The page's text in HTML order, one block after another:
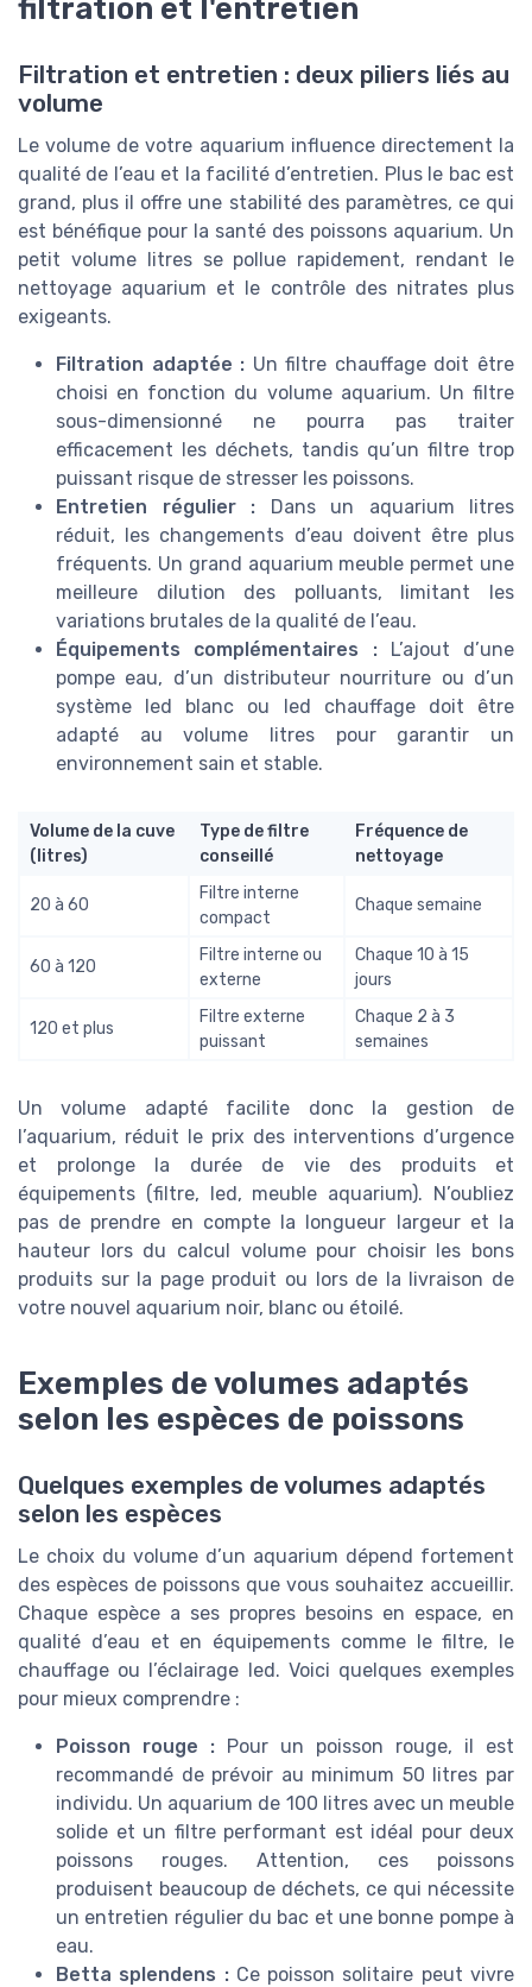
filtration et l'entretien
Filtration et entretien : deux piliers liés au
volume
Le volume de votre aquarium influence directement la
qualité de l’eau et la facilité d’entretien. Plus le bac est
grand, plus il offre une stabilité des paramètres, ce qui
est bénéfique pour la santé des poissons aquarium. Un
petit volume litres se pollue rapidement, rendant le
nettoyage aquarium et le contrôle des nitrates plus
exigeants.
Filtration adaptée : Un filtre chauffage doit être
choisi en fonction du volume aquarium. Un filtre
sous-dimensionné ne pourra pas traiter
efficacement les déchets, tandis qu’un filtre trop
puissant risque de stresser les poissons.
Entretien régulier : Dans un aquarium litres
réduit, les changements d’eau doivent être plus
fréquents. Un grand aquarium meuble permet une
meilleure dilution des polluants, limitant les
variations brutales de la qualité de l’eau.
Équipements complémentaires :L’ajout d’une
pompe eau, d’un distributeur nourriture ou d’un
système led blanc ou led chauffage doit être
adapté au volume litres pour garantir un
environnement sain et stable.
Volume de la cuve
(litres)
Type de filtre
conseillé
Fréquence de
nettoyage
20 à 60
Filtre interne
compact
Chaque semaine
60 à 120
Filtre interne ou
externe
Chaque 10 à 15
jours
120 et plus
Filtre externe
puissant
Chaque 2 à 3
semaines
Un volume adapté facilite donc la gestion de
l’aquarium, réduit le prix des interventions d’urgence
et prolonge la durée de vie des produits et
équipements (filtre, led, meuble aquarium). N’oubliez
pas de prendre en compte la longueur largeur et la
hauteur lors du calcul volume pour choisir les bons
produits sur la page produit ou lors de la livraison de
votre nouvel aquarium noir, blanc ou étoilé.
Exemples de volumes adaptés
selon les espèces de poissons
Quelques exemples de volumes adaptés
selon les espèces
Le choix du volume d’un aquarium dépend fortement
des espèces de poissons que vous souhaitez accueillir.
Chaque espèce a ses propres besoins en espace, en
qualité d’eau et en équipements comme le filtre, le
chauffage ou l’éclairage led. Voici quelques exemples
pour mieux comprendre :
Poisson rouge : Pour un poisson rouge, il est
recommandé de prévoir au minimum 50 litres par
individu. Un aquarium de 100 litres avec un meuble
solide et un filtre performant est idéal pour deux
poissons rouges. Attention, ces poissons
produisent beaucoup de déchets, ce qui nécessite
un entretien régulier du bac et une bonne pompe à
eau.
Betta splendens :Ce poisson solitaire peut vivre